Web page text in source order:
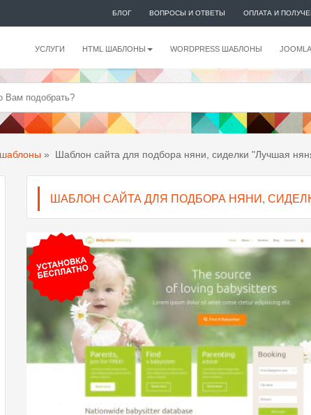
БЛОГ ВОПРОСЫ И ОТВЕТЫ ОПЛАТА И
УСЛУГИ HTML ШАБЛОНЫ WORDPRESS ШАБЛОНЫ
» Шаблон сайта для подбора няни, сиделки "Лучшая
ШАБЛОН САЙТА ДЛЯ ПОДБОРА НЯНИ,